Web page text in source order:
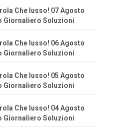
Che lusso! 07 Agosto
Giornaliero Soluzioni
Che lusso! 06 Agosto
Giornaliero Soluzioni
Che lusso! 05 Agosto
Giornaliero Soluzioni
Che lusso! 04 Agosto
Giornaliero Soluzioni